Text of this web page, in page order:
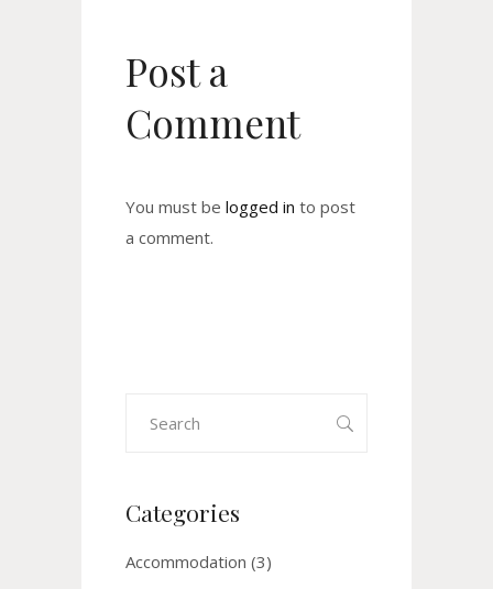
Post a
Comment
You must be logged in to post
a comment.
Categories
Accommodation (3)